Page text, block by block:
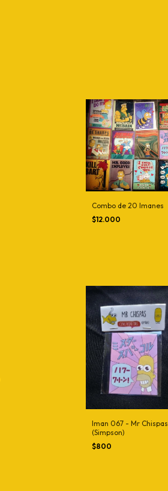
Combo de 20 Imanes
$12.000
Iman 067 - Mr Chispas
(Simpson)
$800